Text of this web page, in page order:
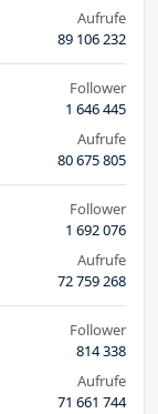
Aufrufe
89 106 232
Follower
1 646 445
Aufrufe
80 675 805
Follower
1 692 076
Aufrufe
72 759 268
Follower
814 338
Aufrufe
71 661 744